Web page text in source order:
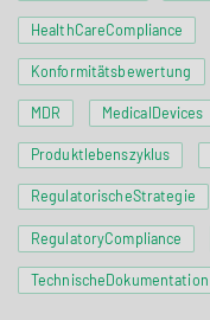
HealthCareCompliance
Konformitätsbewertung
MDR MedicalDevices
Produktlebenszyklus
RegulatorischeStrategie
RegulatoryCompliance
TechnischeDokumentation